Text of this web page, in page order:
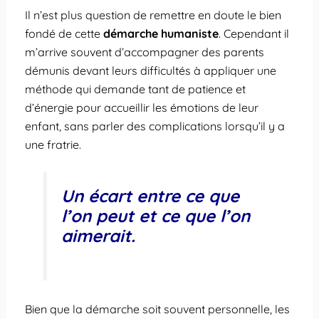
Il n’est plus question de remettre en doute le bien
fondé de cette démarche humaniste. Cependant il
m’arrive souvent d’accompagner des parents
démunis devant leurs difficultés à appliquer une
méthode qui demande tant de patience et
d’énergie pour accueillir les émotions de leur
enfant, sans parler des complications lorsqu’il y a
une fratrie.
Un écart entre ce que
l’on peut et ce que l’on
aimerait.
Bien que la démarche soit souvent personnelle, les